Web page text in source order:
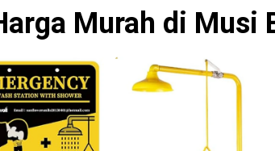
Murah di Musi